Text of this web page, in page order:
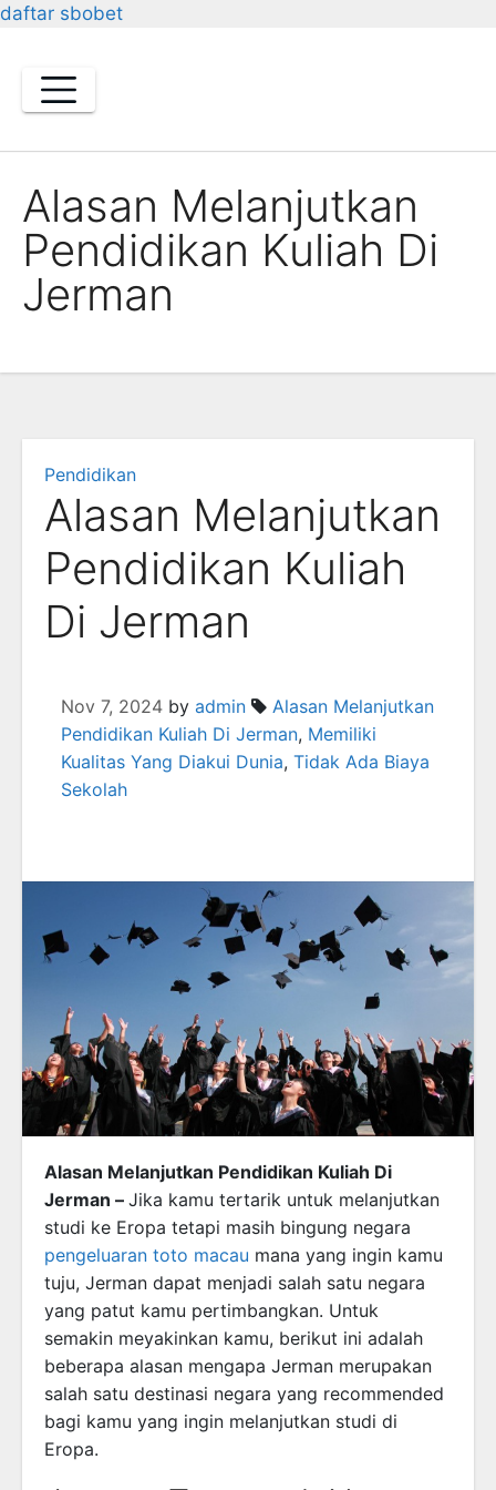
daftar sbobet
content
Alasan Melanjutkan
Pendidikan Kuliah Di
Jerman
Pendidikan
Alasan Melanjutkan
Pendidikan Kuliah
Di Jerman
Nov 7, 2024 by admin
Alasan Melanjutkan
Pendidikan Kuliah Di Jerman, Memiliki
Kualitas Yang Diakui Dunia, Tidak Ada Biaya
Sekolah
Alasan Melanjutkan Pendidikan Kuliah Di
Jerman – Jika kamu tertarik untuk melanjutkan
studi ke Eropa tetapi masih bingung negara
pengeluaran toto macau mana yang ingin kamu
tuju, Jerman dapat menjadi salah satu negara
yang patut kamu pertimbangkan. Untuk
semakin meyakinkan kamu, berikut ini adalah
beberapa alasan mengapa Jerman merupakan
salah satu destinasi negara yang recommended
bagi kamu yang ingin melanjutkan studi di
Eropa.